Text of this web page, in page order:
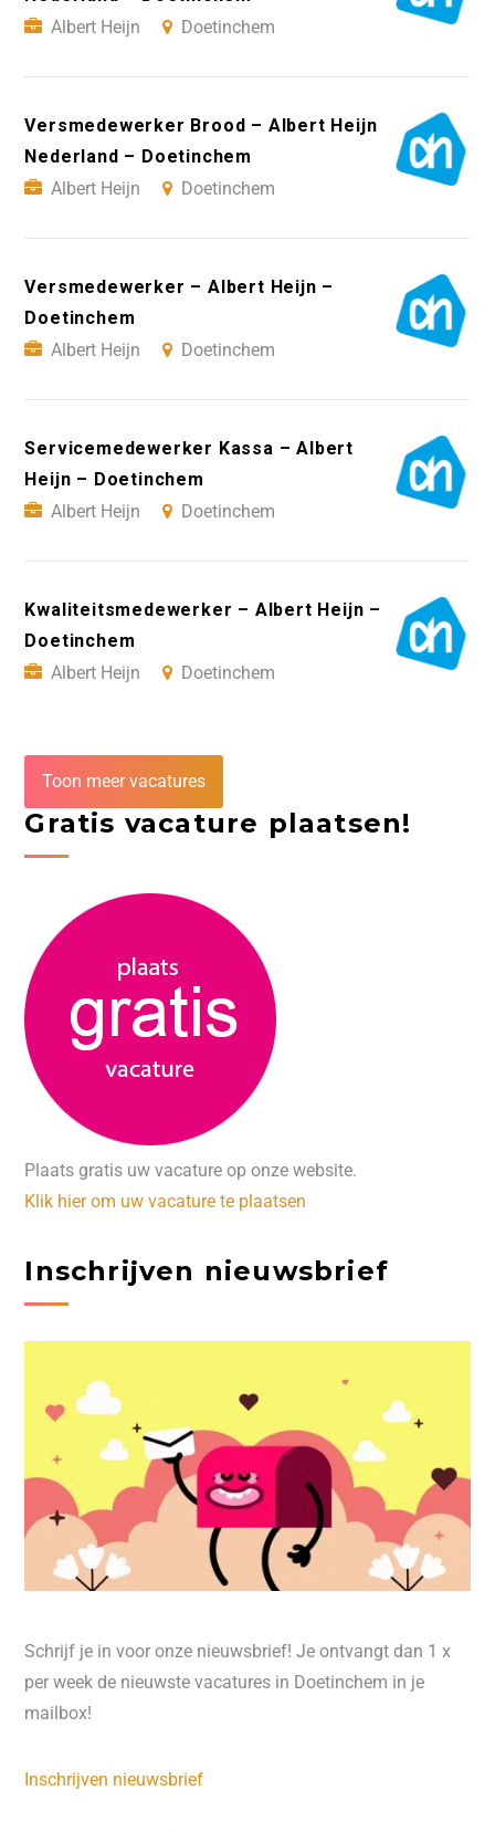
Albert Heijn
Doetinchem
Versmedewerker Brood – Albert Heijn
Nederland – Doetinchem
Albert Heijn
Doetinchem
Versmedewerker – Albert Heijn –
Doetinchem
Albert Heijn
Doetinchem
Servicemedewerker Kassa – Albert
Heijn – Doetinchem
Albert Heijn
Doetinchem
Kwaliteitsmedewerker – Albert Heijn –
Doetinchem
Albert Heijn
Doetinchem
Toon meer vacatures
Gratis vacature plaatsen!
Plaats gratis uw vacature op onze website.
Klik hier om uw vacature te plaatsen
Inschrijven nieuwsbrief
Schrijf je in voor onze nieuwsbrief! Je ontvangt dan 1 x
per week de nieuwste vacatures in Doetinchem in je
mailbox!
Inschrijven nieuwsbrief